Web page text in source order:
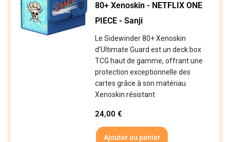
80+ Xenoskin - NETFLIX ONE
PIECE - Sanji
Le Sidewinder 80+ Xenoskin
d'Ultimate Guard est un deck box
TCG haut de gamme, offrant une
protection exceptionnelle des
cartes grâce à son matériau
Xenoskin résistant
24,00€
Ajouter au panier